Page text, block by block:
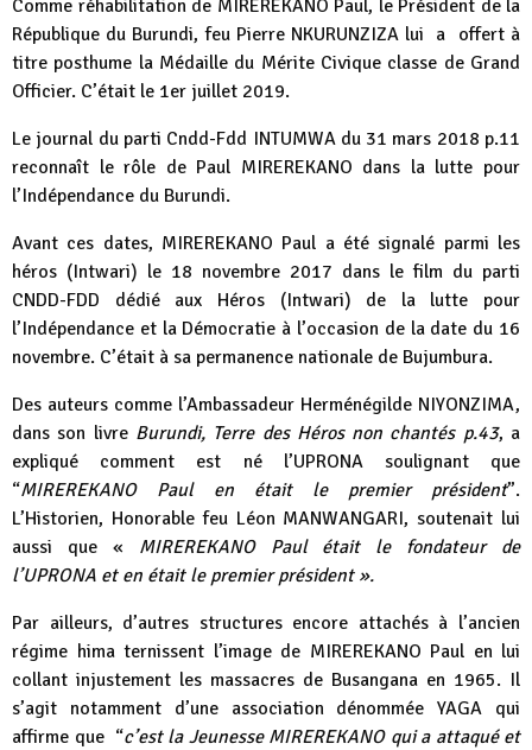
Comme réhabilitation de MIREREKANO Paul, le Président de la
République du Burundi, feu Pierre NKURUNZIZA lui a offert à
titre posthume la Médaille du Mérite Civique classe de Grand
Officier. C’était le 1er juillet 2019.
Le journal du parti Cndd-Fdd INTUMWA du 31 mars 2018 p.11
reconnaît le rôle de Paul MIREREKANO dans la lutte pour
l’Indépendance du Burundi.
Avant ces dates, MIREREKANO Paul a été signalé parmi les
héros (Intwari) le 18 novembre 2017 dans le film du parti
CNDD-FDD dédié aux Héros (Intwari) de la lutte pour
l’Indépendance et la Démocratie à l’occasion de la date du 16
novembre. C’était à sa permanence nationale de Bujumbura.
Des auteurs comme l’Ambassadeur Herménégilde NIYONZIMA,
dans son livreBurundi, Terre des Héros non chantés p.43, a
expliqué comment est né l’UPRONA soulignant que
“MIREREKANO Paul en était le premier président”.
L’Historien, Honorable feu Léon MANWANGARI, soutenait lui
aussi que « MIREREKANO Paul était le fondateur de
l’UPRONA et en était le premier président ».
Par ailleurs, d’autres structures encore attachés à l’ancien
régime hima ternissent l’image de MIREREKANO Paul en lui
collant injustement les massacres de Busangana en 1965. Il
s’agit notamment d’une association dénommée YAGA qui
affirme que “c’est la Jeunesse MIREREKANO qui a attaqué et